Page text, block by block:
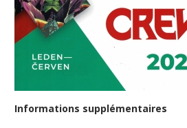
Informations supplémentaires